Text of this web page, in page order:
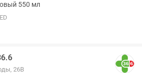
550 мл
26В